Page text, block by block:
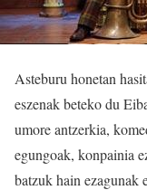
Asteburu honetan
eszenak beteko du
umore antzerkia,
egungoak, konpainia
batzuk hain ezagunak